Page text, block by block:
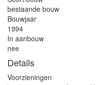
bestaande bouw
Bouwjaar
1994
In aanbouw
nee
Details
Voorzieningen